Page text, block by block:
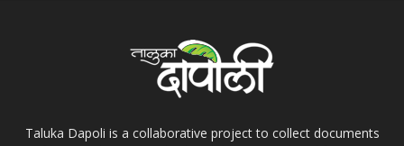
Taluka Dapoli is a collaborative project to collect documents